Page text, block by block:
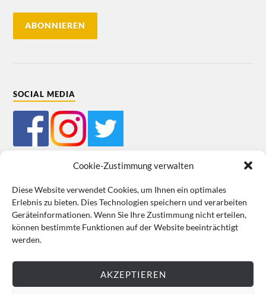
Cookie-Zustimmung verwalten
Diese Website verwendet Cookies, um Ihnen ein optimales
Erlebnis zu bieten. Dies Technologien speichern und verarbeiten
Geräteinformationen. Wenn Sie Ihre Zustimmung nicht erteilen,
können bestimmte Funktionen auf der Website beeinträchtigt
werden.
AKZEPTIEREN
SOCIAL MEDIA
Mein Bestellkonto Kundeninformationen Datenschutz
Cookie-Richtlinie (EU) Impressum
VERTRAG WIDERRUFEN